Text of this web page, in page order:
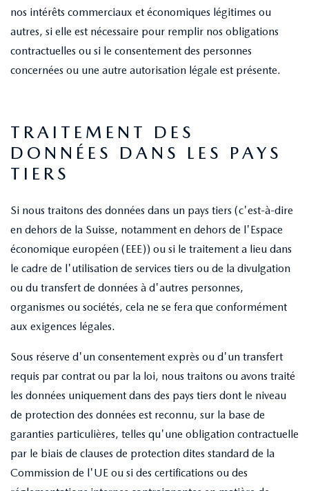
nos intérêts commerciaux et économiques légitimes ou
autres, si elle est nécessaire pour remplir nos obligations
contractuelles ou si le consentement des personnes
concernées ou une autre autorisation légale est présente.
TRAITEMENT DES
DONNÉES DANS LES PAYS
TIERS
Si nous traitons des données dans un pays tiers (c'est-à-dire
en dehors de la Suisse, notamment en dehors de l'Espace
économique européen (EEE)) ou si le traitement a lieu dans
le cadre de l'utilisation de services tiers ou de la divulgation
ou du transfert de données à d'autres personnes,
organismes ou sociétés, cela ne se fera que conformément
aux exigences légales.
Sous réserve d'un consentement exprès ou d'un transfert
requis par contrat ou par la loi, nous traitons ou avons traité
les données uniquement dans des pays tiers dont le niveau
de protection des données est reconnu, sur la base de
garanties particulières, telles qu'une obligation contractuelle
par le biais de clauses de protection dites standard de la
Commission de l'UE ou si des certifications ou des